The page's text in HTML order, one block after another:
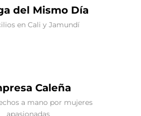
del Mismo Día
en Cali y Jamundí
Caleña
a mano por mujeres
apasionadas